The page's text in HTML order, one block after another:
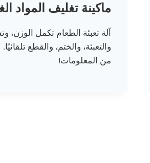
ماكينة تغليف المواد
آلة تعبئة الطعام تكمل الوزن،
والتعبئة، والختم، والقطع
من المعلومات!